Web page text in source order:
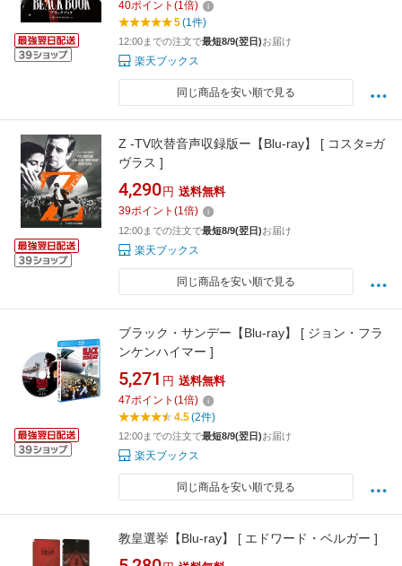
40ポイント (1倍)
5(1件)
12:00までの注文で最短8/9(翌日)お届け
楽天ブックス
同じ商品を安い順で見る
Z -TV吹替音声収録版ー【Blu-ray】 [ コスタ=ガ
ヴラス ]
4,290 円 送料無料
39ポイント (1倍)
12:00までの注文で最短8/9(翌日)お届け
楽天ブックス
同じ商品を安い順で見る
ブラック・サンデー【Blu-ray】 [ ジョン・フラ
ンケンハイマー ]
5,271 円 送料無料
47ポイント (1倍)
4.5(2件)
12:00までの注文で最短8/9(翌日)お届け
楽天ブックス
同じ商品を安い順で見る
教皇選挙【Blu-ray】 [ エドワード・ベルガー ]